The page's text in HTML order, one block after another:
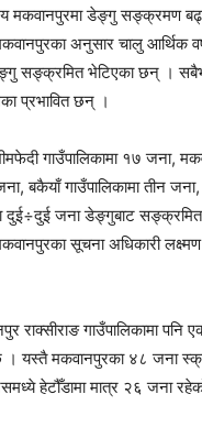
मकवानपुरमा डेङ्गु सङ्क्रमण
अनुसार चालु आर्थिक
सङ्क्रमित भेटिएका छन् ।
प्रभावित छन् ।
गाउँपालिकामा १७ जना,
बकैयाँ गाउँपालिकामा तीन जना,
दुई÷दुई जना डेङ्गुबाट
सूचना अधिकारी
राक्सीराङ गाउँपालिकामा
यस्तै मकवानपुरका ४८ जना
हेटौँडामा मात्र २६ जना